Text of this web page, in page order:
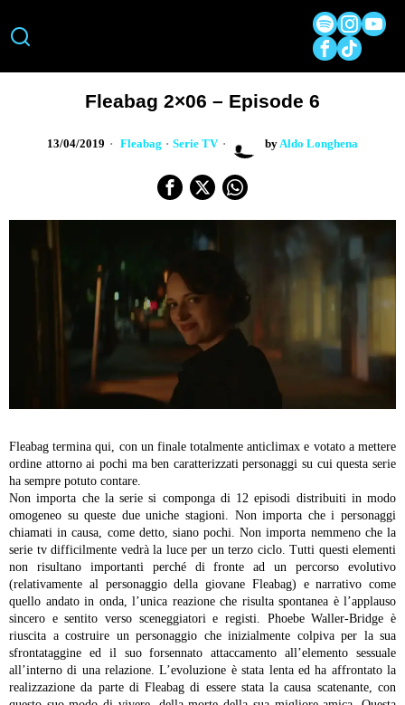
Fleabag 2×06 – Episode 6
13/04/2019 Fleabag · Serie TV by Aldo Longhena
Fleabag termina qui, con un finale totalmente anticlimax e votato a mettere
ordine attorno ai pochi ma ben caratterizzati personaggi su cui questa serie
ha sempre potuto contare.
Non importa che la serie si componga di 12 episodi distribuiti in modo
omogeneo su queste due uniche stagioni.
Non importa che i personaggi
chiamati in causa, come detto, siano pochi.
Non importa nemmeno che la
serie tv difficilmente vedrà la luce per un terzo ciclo. Tutti questi elementi
non risultano importanti perché di fronte ad un percorso evolutivo
(relativamente al personaggio della giovane Fleabag) e narrativo come
quello andato in onda, l’unica reazione che risulta spontanea è l’applauso
sincero e sentito verso sceneggiatori e registi.
Phoebe Waller-Bridge è
riuscita a costruire un personaggio che inizialmente colpiva per la sua
sfrontataggine ed il suo forsennato attaccamento all’elemento sessuale
all’interno di una relazione. L’evoluzione è stata lenta ed ha affrontato la
realizzazione da parte di Fleabag di essere stata la causa scatenante, con